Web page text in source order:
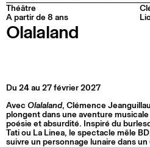
Théâtre
A partir de 8 ans
Olalaland
Du 24 au 27 février 2027
Avec Olalaland, Clémence
plongent dans une aventure
poésie et absurdité. Inspiré du
Tati ou La Linea, le spectacle mêle
suivre un personnage lunaire dans